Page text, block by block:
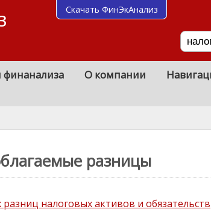
О компании
разницы
налоговых активов и обязательств
Скачать ФинЭкАнализ